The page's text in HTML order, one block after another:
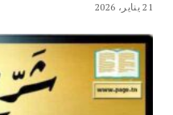
21 يناير، 2026